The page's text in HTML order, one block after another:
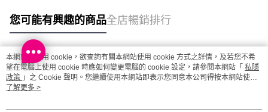
您可能有興趣的商品全店暢銷排行
熱門標籤
熱銷排行
本網站中使用 cookie，欲查詢有關本網站使用 cookie 方式之詳情，及若您不希
望在電腦上使用 cookie 時應如何變更電腦的 cookie 設定，請參閱本網站「 私隱
政策 」之 Cookie 聲明。您繼續使用本網站即表示您同意本公司得按本網站使用
條款之 Cookie 聲明使用 cookie。
了解更多 >